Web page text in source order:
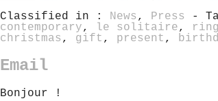
Classified in : News , Press -
contemporary, le solitaire, ring
christmas , gift , present ,
Email
Bonjour !